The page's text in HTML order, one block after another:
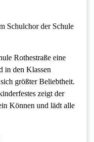
Schulchor der Schule
Rothestraße eine
in den Klassen
größter Beliebtheit.
zeigt der
Können und lädt alle